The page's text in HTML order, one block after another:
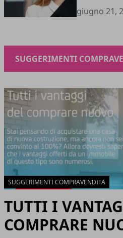
giugno 21,
SUGGERIMENTI
SUGGERIMENTI COMPRAVENDITA
TUTTI I
COMPRARE